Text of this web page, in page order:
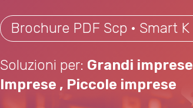
Brochure PDF Scp • Smart K
Soluzioni per: Grandi imprese
Imprese , Piccole imprese